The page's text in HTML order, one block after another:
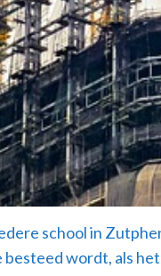
school in
wordt, als